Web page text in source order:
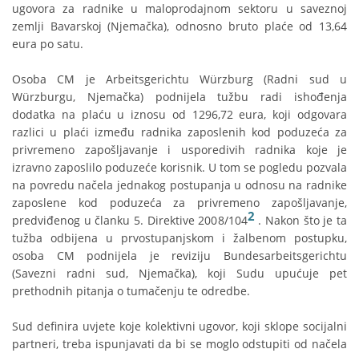
ugovora za radnike u maloprodajnom sektoru u saveznoj
zemlji Bavarskoj (Njemačka), odnosno bruto plaće od 13,64
eura po satu.
Osoba CM je Arbeitsgerichtu Würzburg (Radni sud u
Würzburgu, Njemačka) podnijela tužbu radi ishođenja
dodatka na plaću u iznosu od 1296,72 eura, koji odgovara
razlici u plaći između radnika zaposlenih kod poduzeća za
privremeno zapošljavanje i usporedivih radnika koje je
izravno zaposlilo poduzeće korisnik. U tom se pogledu pozvala
na povredu načela jednakog postupanja u odnosu na radnike
zaposlene kod poduzeća za privremeno zapošljavanje,
predviđenog u članku 5. Direktive 2008/1042 . Nakon što je ta
tužba odbijena u prvostupanjskom i žalbenom postupku,
osoba CM podnijela je reviziju Bundesarbeitsgerichtu
(Savezni radni sud, Njemačka), koji Sudu upućuje pet
prethodnih pitanja o tumačenju te odredbe.
Sud definira uvjete koje kolektivni ugovor, koji sklope socijalni
partneri, treba ispunjavati da bi se moglo odstupiti od načela